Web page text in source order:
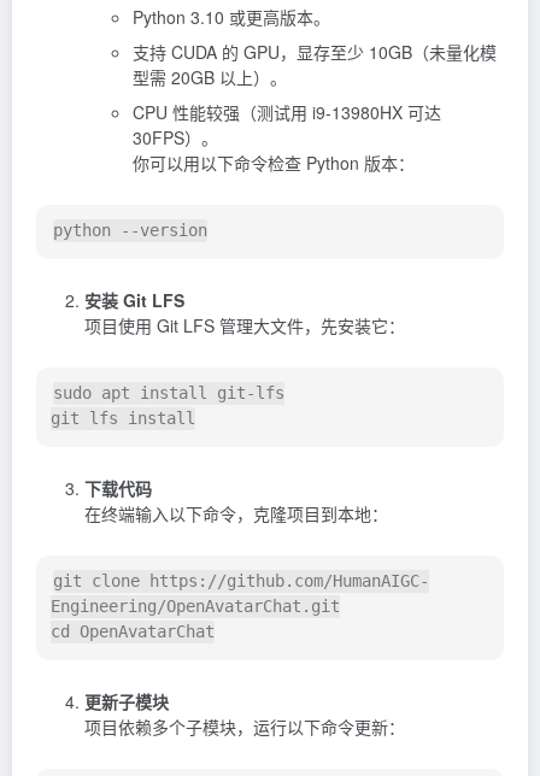
Python 3.10 或更高版本。
支持 CUDA 的 GPU，显存至少 10GB（未量化模
型需 20GB 以上）。
CPU 性能较强（测试用 i9-13980HX 可达
30FPS）。
你可以用以下命令检查 Python 版本：
安装 Git LFS
项目使用 Git LFS 管理大文件，先安装它：
sudo apt install git-lfs
下载代码
在终端输入以下命令，克隆项目到本地：
git clone https://github.com/HumanAIGC-
Engineering/OpenAvatarChat.git
更新子模块
项目依赖多个子模块，运行以下命令更新：